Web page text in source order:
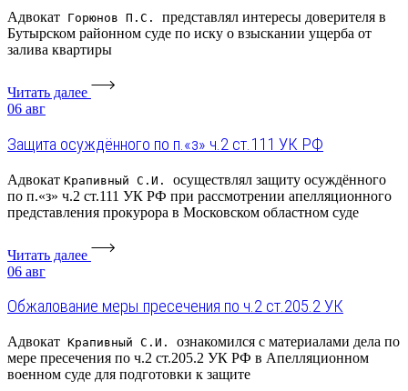
Адвокат Горюнов П.С. представлял интересы доверителя в
Бутырском районном суде по иску о взыскании ущерба от
залива квартиры
Читать далее
06 авг
Защита осуждённого по п.«з» ч.2 ст.111 УК РФ
Адвокат Крапивный С.И. осуществлял защиту осуждённого
по п.«з» ч.2 ст.111 УК РФ при рассмотрении апелляционного
представления прокурора в Московском областном суде
Читать далее
06 авг
Обжалование меры пресечения по ч.2 ст.205.2 УК
Адвокат Крапивный С.И. ознакомился с материалами дела по
мере пресечения по ч.2 ст.205.2 УК РФ в Апелляционном
военном суде для подготовки к защите